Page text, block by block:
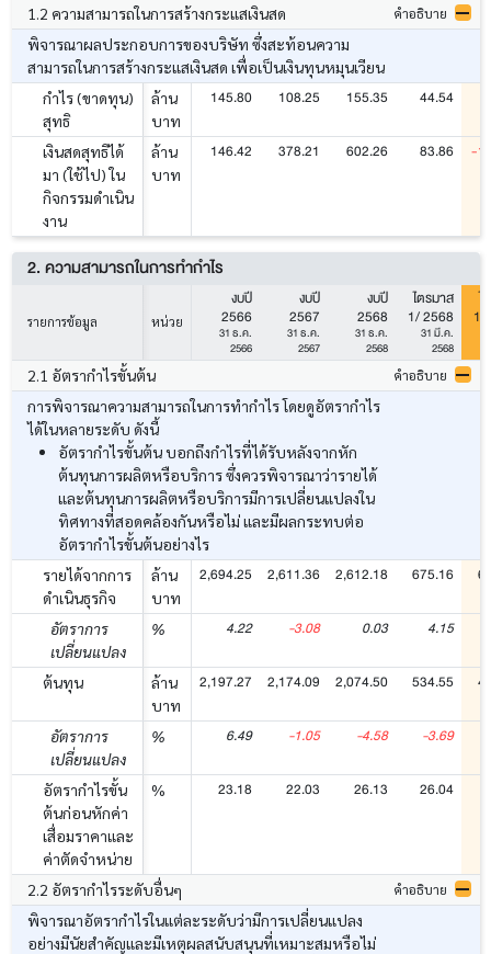
1.2 ความสามารถในการสร้างกระแสเงินสด คำอธิบาย
พิจารณาผลประกอบการของบริษัท ซึ่งสะท้อนความ
สามารถในการสร้างกระแสเงินสด เพื่อเป็นเงินทุนหมุนเวียน
กำไร (ขาดทุน)
สุทธิ
ล้าน
บาท
145.80 108.25 155.35 44.54
เงินสดสุทธิได้
มา (ใช้ไป) ใน
กิจกรรมดำเนิน
งาน
ล้าน
บาท
146.42 378.21 602.26 83.86 -
2. ความสามารถในการทำกำไร
รายการข้อมูล หน่วย
งบปี
2566
31 ธ.ค.
2566
งบปี
2567
31 ธ.ค.
2567
งบปี
2568
31 ธ.ค.
2568
ไตรมาส
1/ 2568
31 มี.ค.
2568
ไ
1/
2.1 อัตรากำไรขั้นต้น คำอธิบาย
การพิจารณาความสามารถในการทำกำไร โดยดูอัตรากำไร
ได้ในหลายระดับ ดังนี้
อัตรากำไรขั้นต้น บอกถึงกำไรที่ได้รับหลังจากหัก
ต้นทุนการผลิตหรือบริการ ซึ่งควรพิจารณาว่ารายได้
และต้นทุนการผลิตหรือบริการมีการเปลี่ยนแปลงใน
ทิศทางที่สอดคล้องกันหรือไม่ และมีผลกระทบต่อ
อัตรากำไรขั้นต้นอย่างไร
รายได้จากการ
ดำเนินธุรกิจ
ล้าน
บาท
2,694.25 2,611.36 2,612.18 675.16
อัตราการ
เปลี่ยนแปลง
% 4.22 -3.08 0.03 4.15
ต้นทุน
ล้าน
บาท
2,197.27 2,174.09 2,074.50 534.55
อัตราการ
เปลี่ยนแปลง
% 6.49 -1.05 -4.58 -3.69
อัตรากำไรขั้น
ต้นก่อนหักค่า
เสื่อมราคาและ
ค่าตัดจำหน่าย
% 23.18 22.03 26.13 26.04
2.2 อัตรากำไรระดับอื่นๆ คำอธิบาย
พิจารณาอัตรากำไรในแต่ละระดับว่ามีการเปลี่ยนแปลง
อย่างมีนัยสำคัญและมีเหตุผลสนับสนุนที่เหมาะสมหรือไม่